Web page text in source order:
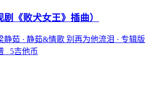
剧《败犬女王》插曲）
静茹 · 静茹&情歌 别再为他流泪 · 专辑版
5吉他币